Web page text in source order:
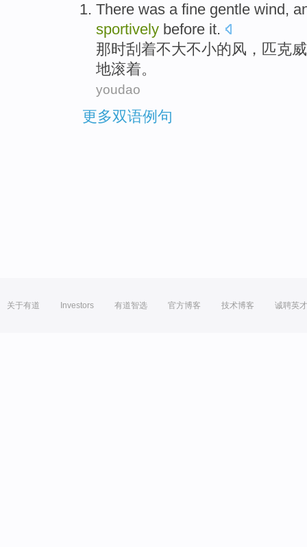
There was a fine gentle wind ,
sportively before it.
那时刮着不大不小的风 ，匹克威
地滚着。
youdao
更多双语例句
关于有道 Investors 有道智选 官方博客 技术博客 诚聘英才